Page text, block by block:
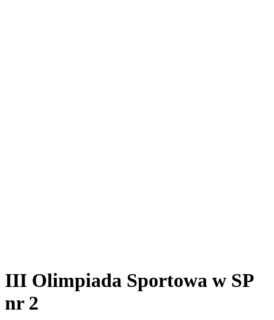
III Olimpiada Sportowa w SP
nr 2